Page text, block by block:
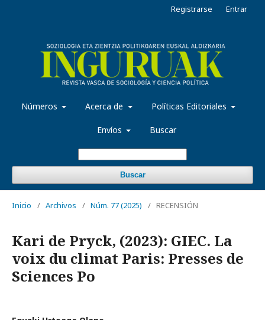
Números Acerca de Políticas Editoriales
Envíos Buscar
Buscar
Registrarse Entrar
Inicio / Archivos / Núm. 77 (2025) / RECENSIÓN
Kari de Pryck, (2023): GIEC. La
voix du climat Paris: Presses de
Sciences Po